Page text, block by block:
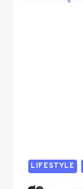
LIFESTYLE